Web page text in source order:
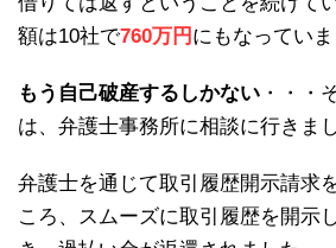
額は10社で760万円 にもなっていま
もう自己破産するしかない ・・・
は、弁護士事務所に相談に行きまし
弁護士を通じて取引履歴開示請求
ころ、スムーズに取引履歴を開示